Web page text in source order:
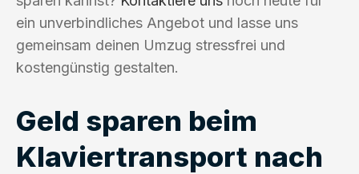
ein unverbindliches Angebot und lasse uns
gemeinsam deinen Umzug stressfrei und
kostengünstig gestalten.
Geld sparen beim
Klaviertransport nach